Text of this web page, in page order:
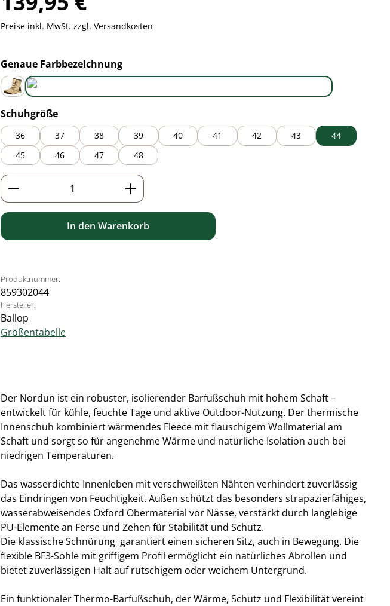
Preise inkl. MwSt. zzgl. Versandkosten
Genaue Farbbezeichnungauswählen
beige / brown black
Schuhgrößeauswählen
36 37 38 39 40 41 42 43
44
45
46 47 48
Produkt Anzahl: Gib den gewünschten Wert ein oder
In den Warenkorb
Produktnummer:
859302044
Hersteller:
Ballop
Größentabelle
Der Nordun ist ein robuster, isolierender Barfußschuh mit hohem Schaft –
entwickelt für kühle, feuchte Tage und aktive Outdoor-Nutzung. Der thermische
Innenschuh kombiniert wärmendes Fleece mit flauschigem Wollmaterial am
Schaft und sorgt so für angenehme Wärme und natürliche Isolation auch bei
niedrigen Temperaturen.
Das wasserdichte Innenleben mit verschweißten Nähten verhindert zuverlässig
das Eindringen von Feuchtigkeit. Außen schützt das besonders strapazierfähiges,
wasserabweisendes Oxford Obermaterial vor Nässe, verstärkt durch langlebige
PU-Elemente an Ferse und Zehen für Stabilität und Schutz.
Die klassische Schnürung garantiert einen sicheren Sitz, auch in Bewegung. Die
flexible BF3-Sohle mit griffigem Profil ermöglicht ein natürliches Abrollen und
bietet zuverlässigen Halt auf rutschigem oder weichem Untergrund.
Ein funktionaler Thermo-Barfußschuh, der Wärme, Schutz und Flexibilität vereint